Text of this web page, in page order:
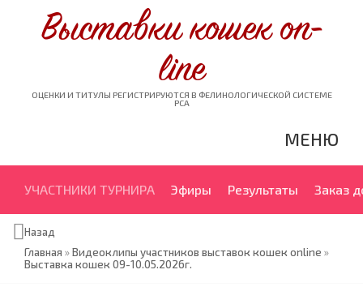
Выставки кошек on-
line
ОЦЕНКИ И ТИТУЛЫ РЕГИСТРИРУЮТСЯ В ФЕЛИНОЛОГИЧЕСКОЙ СИСТЕМЕ
PCA
МЕНЮ
УЧАСТНИКИ ТУРНИРА Эфиры Результаты Заказ
Назад
Главная »Видеоклипы участников выставок кошек online »
Выставка кошек 09-10.05.2026г.